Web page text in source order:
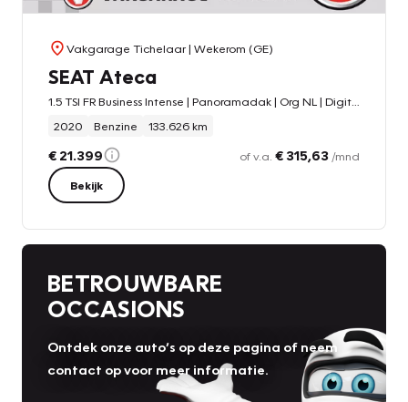
Vakgarage Tichelaar| Wekerom (GE)
SEAT Ateca
2020
Benzine 133.626 km
€ 21.399 of v.a. € 315,63 /mnd
Bekijk
BETROUWBARE
OCCASIONS
Ontdek onze auto’s op deze pagina of neem
contact op voor meer informatie.